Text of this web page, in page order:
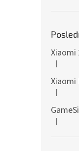
|
|
|